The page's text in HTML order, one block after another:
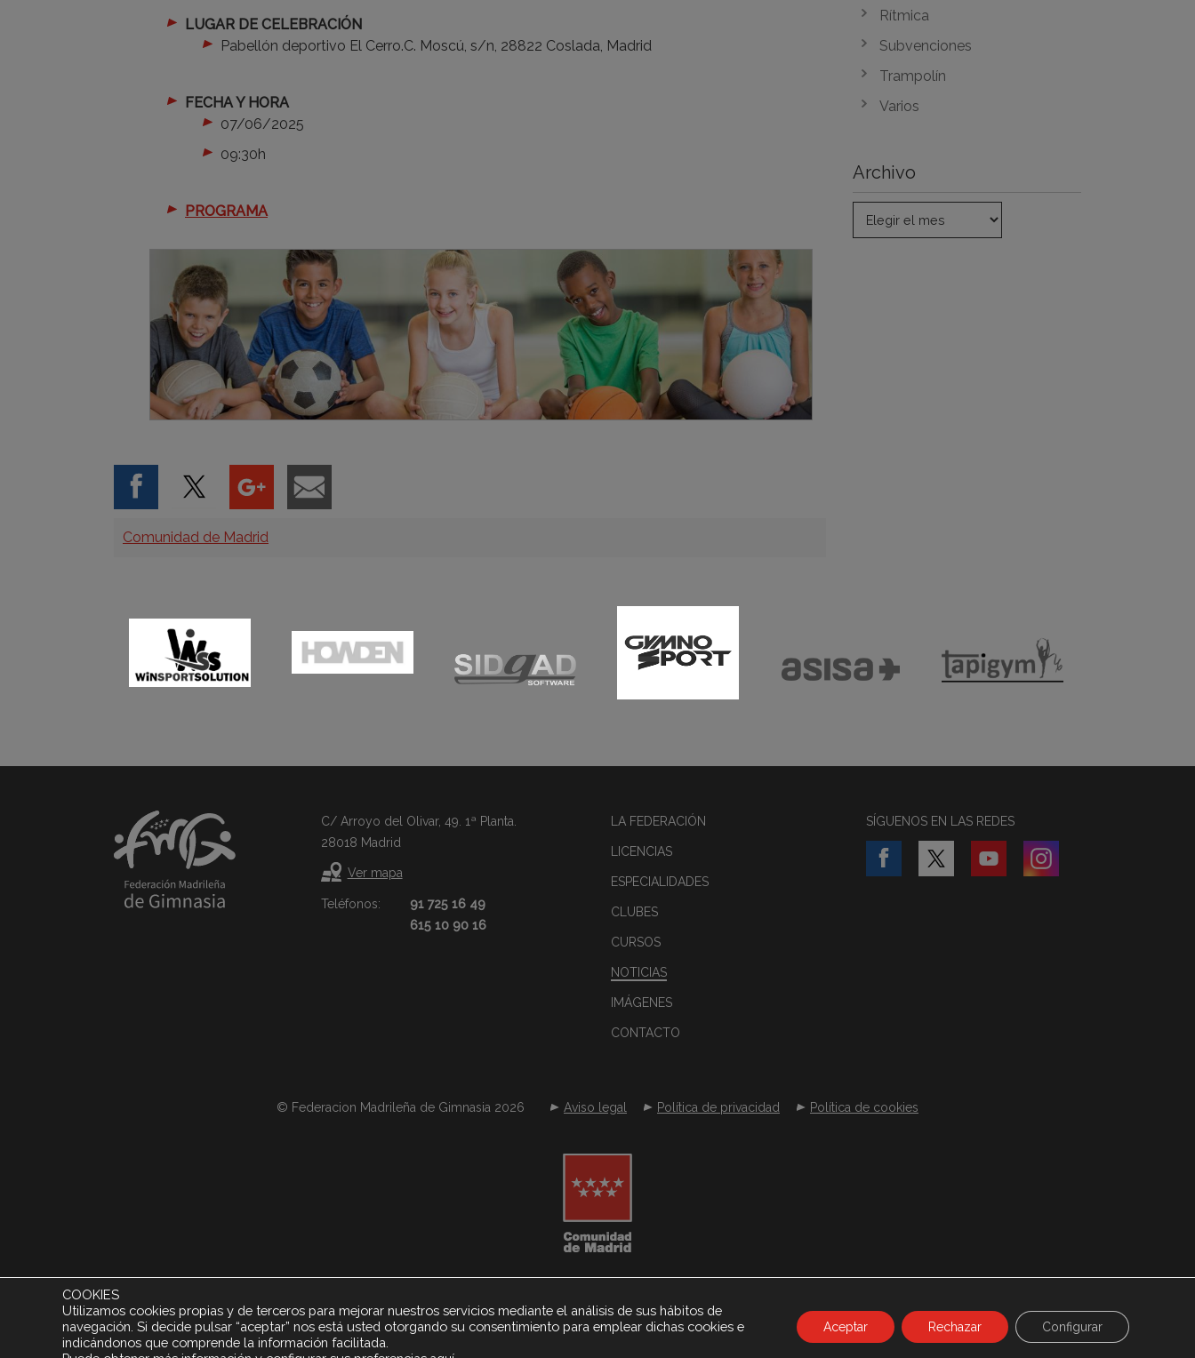
LUGAR DE CELEBRACIÓN
Pabellón deportivo El Cerro.C. Moscú, s/n, 28822 Coslada, Madrid
FECHA Y HORA
07/06/2025
09:30h
PROGRAMA
Categorías
Comunidad de Madrid
Rítmica
Subvenciones
Trampolín
Varios
Archivo
C/ Arroyo del Olivar, 49. 1ª Planta.
28018 Madrid
Ver mapa
Teléfonos:
91 725 16 49
615 10 90 16
LA FEDERACIÓN
LICENCIAS
ESPECIALIDADES
CLUBES
CURSOS
NOTICIAS
IMÁGENES
CONTACTO
SÍGUENOS EN LAS REDES
© Federacion Madrileña de Gimnasia 2026 Aviso legal Política de privacidad Política de cookies
Desarrollado porNetereo S.L.
COOKIES
Utilizamos cookies propias y de terceros para mejorar nuestros servicios mediante el análisis de sus hábitos de
navegación. Si decide pulsar “aceptar” nos está usted otorgando su consentimiento para emplear dichas cookies e
indicándonos que comprende la información facilitada.
Aceptar Rechazar Configurar